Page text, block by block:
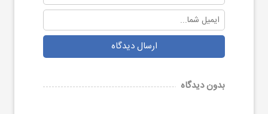
ارسال دیدگاه
بدون دیدگاه